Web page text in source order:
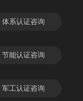
体系认证咨询
节能认证咨询
军工认证咨询